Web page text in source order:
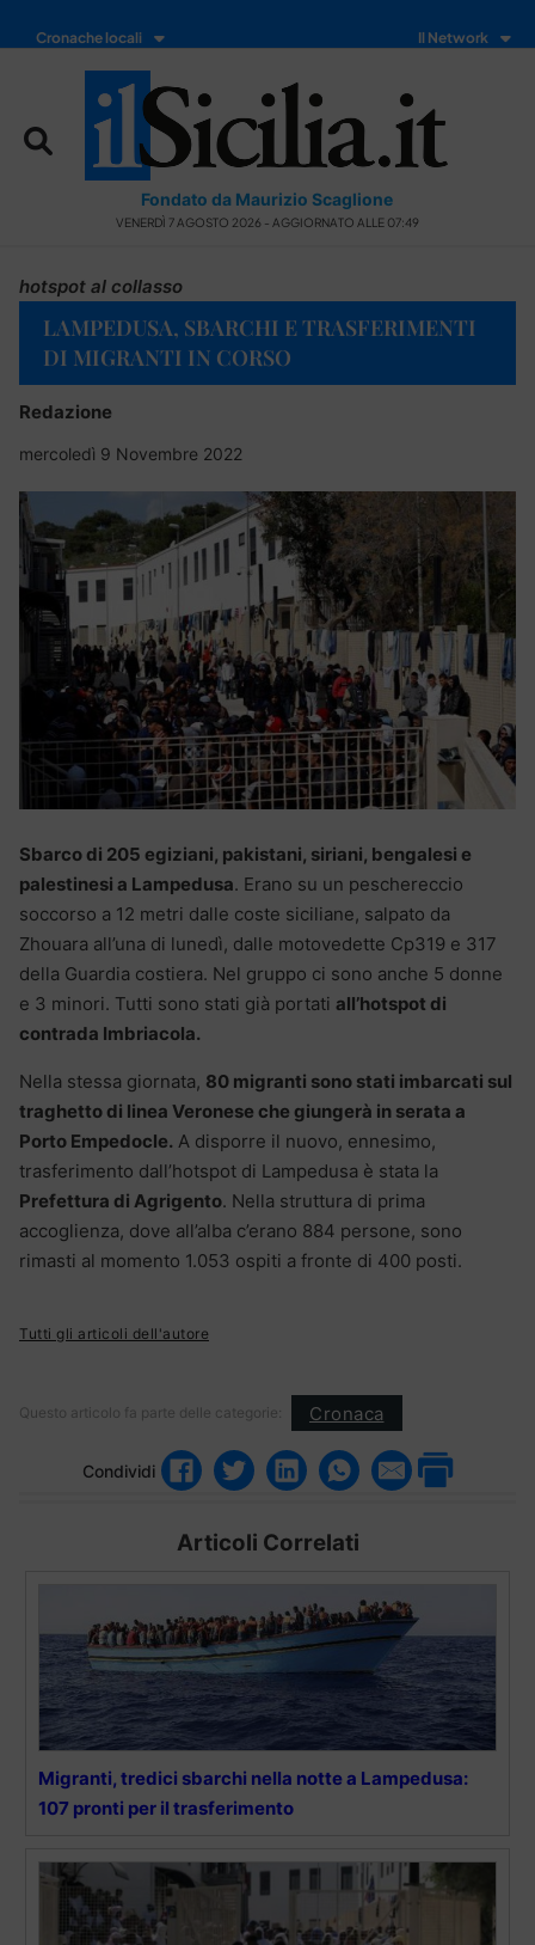
Cronache locali Il Network
Fondato da Maurizio Scaglione
VENERDÌ 7 AGOSTO 2026 - AGGIORNATO ALLE 07:49
hotspot al collasso
LAMPEDUSA, SBARCHI E TRASFERIMENTI
DI MIGRANTI IN CORSO
Redazione
mercoledì 9 Novembre 2022
Sbarco di 205 egiziani, pakistani, siriani, bengalesi e
palestinesi a Lampedusa. Erano su un peschereccio
soccorso a 12 metri dalle coste siciliane, salpato da
Zhouara all’una di lunedì, dalle motovedette Cp319 e 317
della Guardia costiera. Nel gruppo ci sono anche 5 donne
e 3 minori. Tutti sono stati già portati all’hotspot di
contrada Imbriacola.
Nella stessa giornata, 80 migranti sono stati imbarcati sul
traghetto di linea Veronese che giungerà in serata a
Porto Empedocle. A disporre il nuovo, ennesimo,
trasferimento dall’hotspot di Lampedusa è stata la
Prefettura di Agrigento. Nella struttura di prima
accoglienza, dove all’alba c’erano 884 persone, sono
rimasti al momento 1.053 ospiti a fronte di 400 posti.
Tutti gli articoli dell'autore
Questo articolo fa parte delle categorie: Cronaca
Condividi
Articoli Correlati
Migranti, tredici sbarchi nella notte a Lampedusa:
107 pronti per il trasferimento